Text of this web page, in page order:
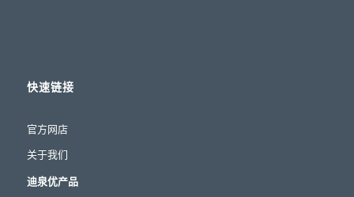
快速链接
官方网店
关于我们
迪泉优产品